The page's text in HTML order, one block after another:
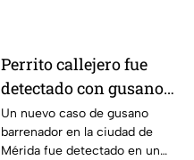
Perrito callejero fue
detectado con gusano
barrenador en Mérida;
así fue rescatado
Un nuevo caso de gusano
barrenador en la ciudad de
Mérida fue detectado en un